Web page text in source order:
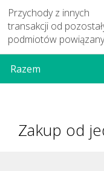
Przychody z innych
transakcji od
podmiotów
Razem
Zakup od